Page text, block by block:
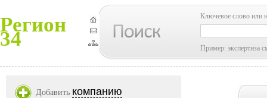
Регион
34
Ключевое слово или
Пример: экспертиза
Добавить компанию